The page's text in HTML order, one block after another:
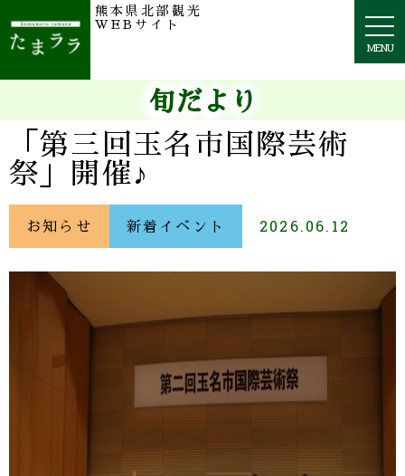
MENU
熊本県北部観光
WEBサイト
旬だより
「第三回玉名市国際芸術
祭」開催♪
お知らせ 新着イベント 2026.06.12